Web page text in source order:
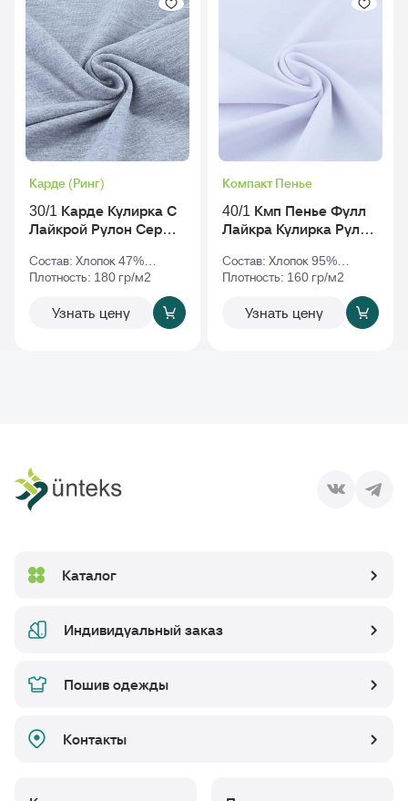
Карде (Ринг)
30/1 Карде Кулирка С
Лайкрой Рулон Серый-
Состав: Хлопок 47%
Полиэстер 47% Эластан
Плотность: 180 гр/м2
Узнать цену
Компакт Пенье
40/1 Кмп Пенье Фулл
Лайкра Кулирка Рулон
Состав: Хлопок 95%
Эластан 5%
Плотность: 160 гр/м2
Узнать цену
Каталог
Индивидуальный заказ
Пошив одежды
Контакты